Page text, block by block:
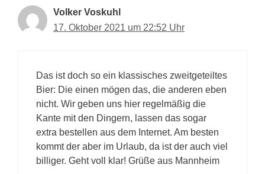
Volker Voskuhl
17. Oktober 2021 um 22:52 Uhr
Das ist doch so ein klassisches zweitgeteiltes
Bier: Die einen mögen das, die anderen eben
nicht. Wir geben uns hier regelmäßig die
Kante mit den Dingern, lassen das sogar
extra bestellen aus dem Internet. Am besten
kommt der aber im Urlaub, da ist der auch viel
billiger. Geht voll klar! Grüße aus Mannheim